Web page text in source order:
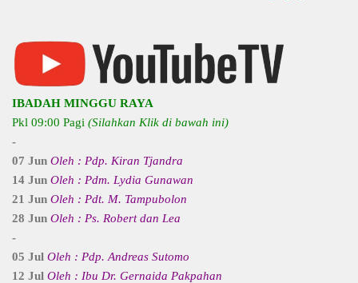
IBADAH MINGGU RAYA
Pkl 09:00 Pagi (Silahkan Klik di bawah ini)
-
07 Jun Oleh : Pdp. Kiran Tjandra
14 Jun Oleh : Pdm. Lydia Gunawan
21 Jun Oleh : Pdt. M. Tampubolon
28 Jun Oleh : Ps. Robert dan Lea
-
05 Jul Oleh : Pdp. Andreas Sutomo
12 Jul Oleh : Ibu Dr. Gernaida Pakpahan